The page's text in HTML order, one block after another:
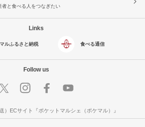
者と食べる人をつなぎたい
Links
ルふるさと納税 食べる通信
Follow us
）ECサイト『ポケットマルシェ（ポケマル）』